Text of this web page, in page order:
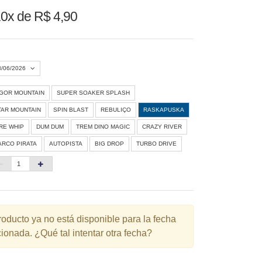
de R$ 4,90
06/2026
Agosto 2026 »
S Q Q S S
1
24 27 28 29
31
MOUNTAIN SUPER SOAKER SPLASH
MOUNTAIN SPIN BLAST REBULIÇO RASKAPUSKA
WHIP DUM DUM TREM DINO MAGIC CRAZY RIVER
PIRATA AUTOPISTA BIG DROP TURBO DRIVE
ya no está disponible para la fecha
¿Qué tal intentar otra fecha?